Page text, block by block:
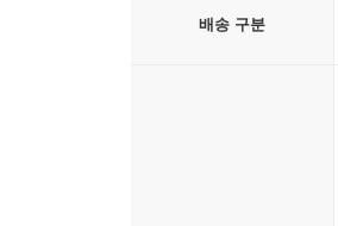
배송 구분